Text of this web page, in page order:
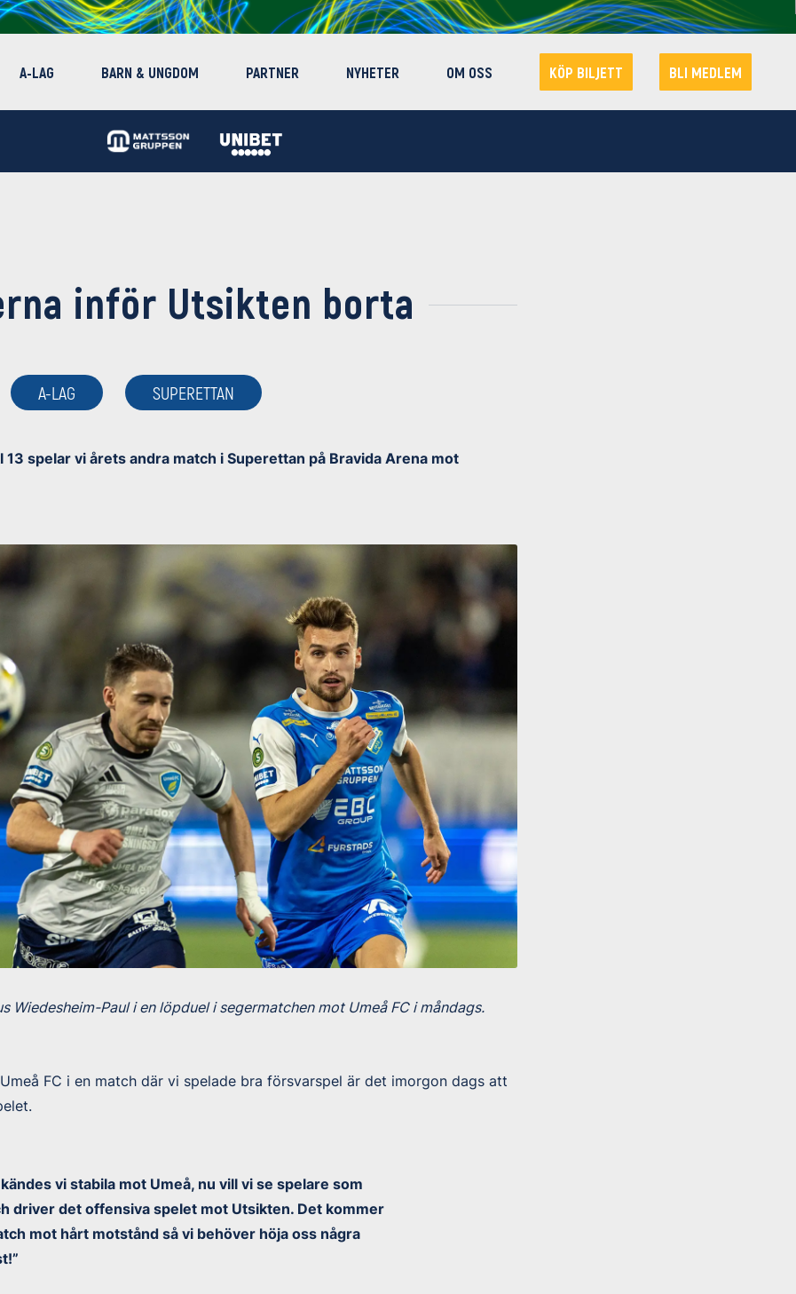
A-LAG BARN & UNGDOM PARTNER NYHETER OM OSS KÖP BILJETT BLI MEDLEM
inför Utsikten borta
A-LAG SUPERETTAN
13 spelar vi årets andra match i Superettan på Bravida Arena mot
Wiedesheim-Paul i en löpduel i segermatchen mot Umeå FC i måndags.
FC i en match där vi spelade bra försvarspel är det imorgon dags att
vi stabila mot Umeå, nu vill vi se spelare som
driver det offensiva spelet mot Utsikten. Det kommer
mot hårt motstånd så vi behöver höja oss några